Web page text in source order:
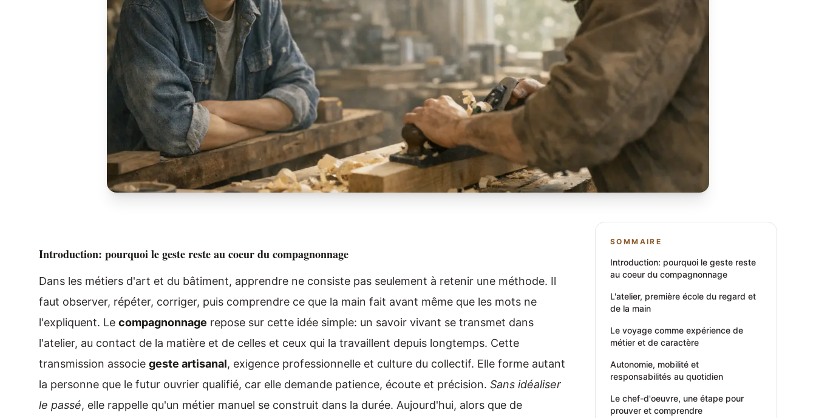
Introduction: pourquoi le geste reste au coeur du compagnonnage
Dans les métiers d'art et du bâtiment, apprendre ne consiste pas seulement à retenir une méthode. Il
faut observer, répéter, corriger, puis comprendre ce que la main fait avant même que les mots ne
l'expliquent. Le compagnonnage repose sur cette idée simple: un savoir vivant se transmet dans
l'atelier, au contact de la matière et de celles et ceux qui la travaillent depuis longtemps. Cette
transmission associe geste artisanal, exigence professionnelle et culture du collectif. Elle forme autant
la personne que le futur ouvrier qualifié, car elle demande patience, écoute et précision. Sans idéaliser
le passé, elle rappelle qu'un métier manuel se construit dans la durée. Aujourd'hui, alors que de
SOMMAIRE
Introduction: pourquoi le geste reste
au coeur du compagnonnage
L'atelier, première école du regard et
de la main
Le voyage comme expérience de
métier et de caractère
Autonomie, mobilité et
responsabilités au quotidien
Le chef-d'oeuvre, une étape pour
prouver et comprendre